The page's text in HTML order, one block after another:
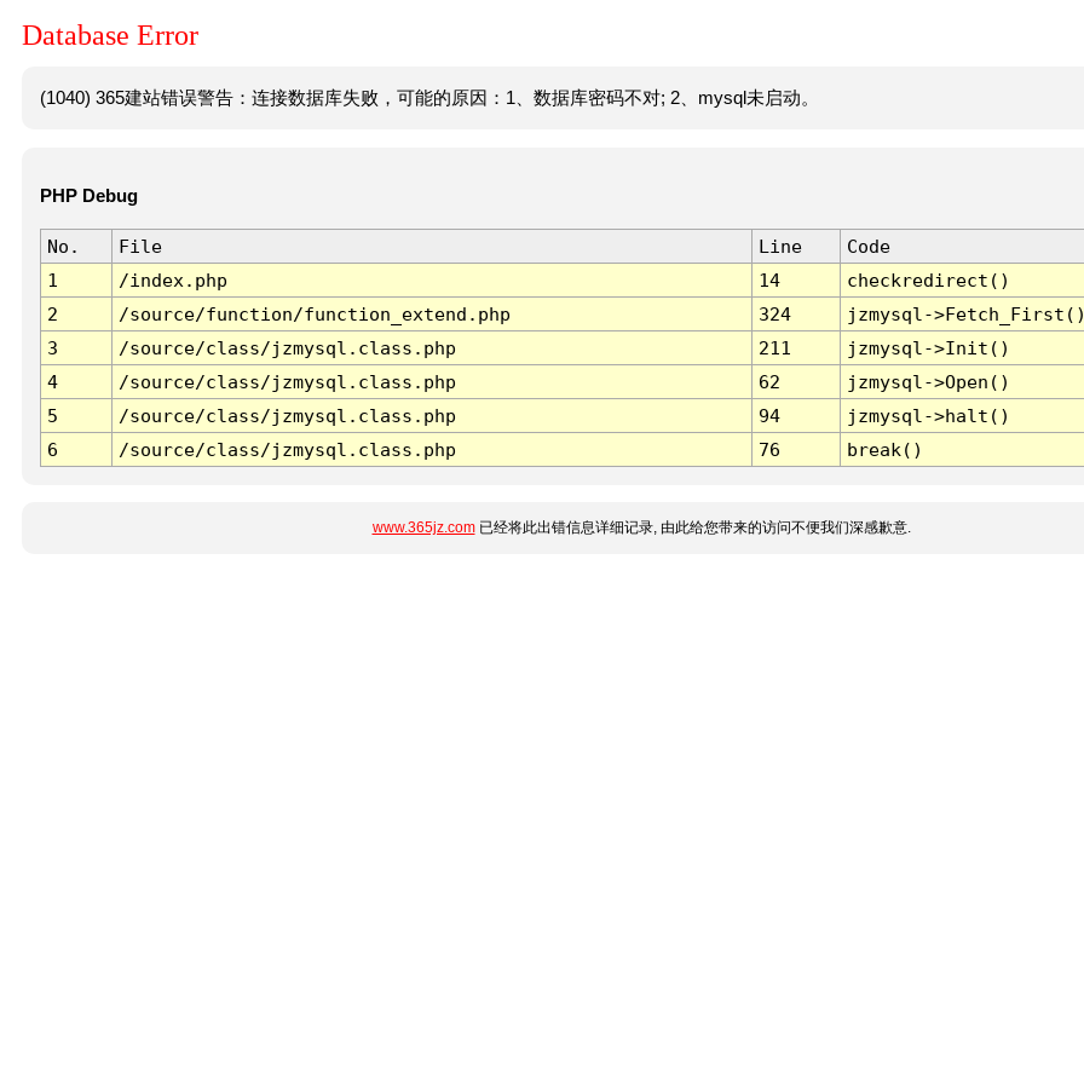
Database Error
(1040) 365建站错误警告：连接数据库失败，可能的原因：1、数据库密码不对; 2、mysql未启动。
PHP Debug
No. File Line
Code
1
/index.php 14
checkredirect()
2
/source/function/function_extend.php 324
jzmysql-
3
/source/class/jzmysql.class.php 211
jzmysql->Init()
4
/source/class/jzmysql.class.php 62
jzmysql->Open()
5
/source/class/jzmysql.class.php 94
jzmysql->halt()
6
/source/class/jzmysql.class.php 76 break()
www.365jz.com已经将此出错信息详细记录, 由此给您带来的访问不便我们深感歉意.